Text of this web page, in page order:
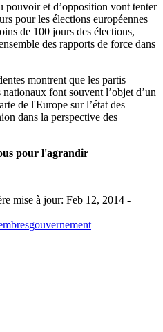
pouvoir et d’opposition vont tenter
pour les élections européennes
de 100 jours des élections,
des rapports de force dans
montrent que les partis
font souvent l’objet d’un
de l'Europe sur l’état des
dans la perspective des
pour l'agrandir
mise à jour: Feb 12, 2014 -
gouvernement